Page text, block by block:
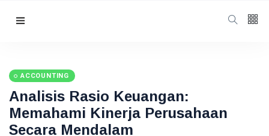
65K
12
ACCOUNTING
Analisis Rasio Keuangan:
Memahami Kinerja Perusahaan
Secara Mendalam